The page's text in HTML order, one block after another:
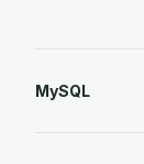
MySQL